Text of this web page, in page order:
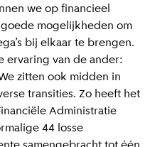
we op financieel
mogelijkheden om
bij elkaar te brengen.
ervaring van de ander:
zitten ook midden in
transities. Zo heeft het
Administratie
44 losse